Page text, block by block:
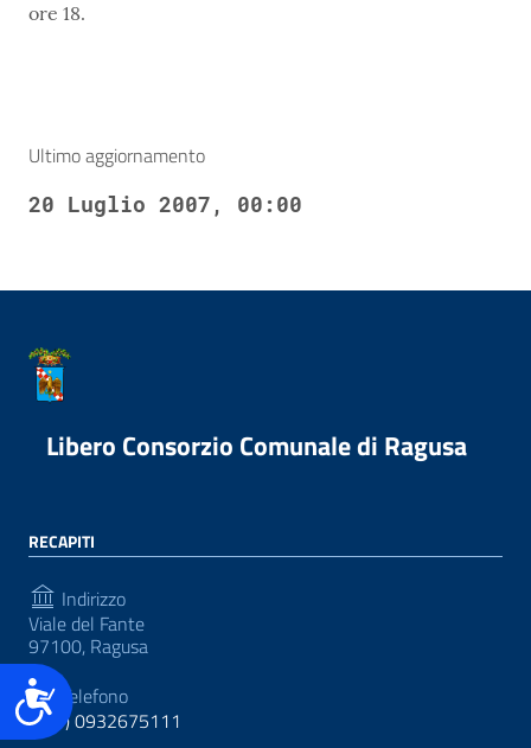
Accessibilità
ore 18.
Ultimo aggiornamento
20 Luglio 2007, 00:00
Libero Consorzio Comunale di Ragusa
RECAPITI
Indirizzo
Viale del Fante
97100, Ragusa
Telefono
(+39) 0932675111